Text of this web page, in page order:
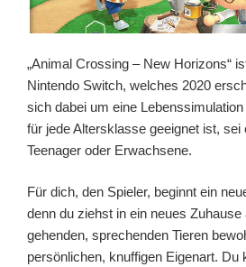
„Animal Crossing – New Horizons“
Nintendo Switch, welches 2020
sich dabei um eine
für jede Altersklasse geeignet ist, sei
Teenager oder Erwachsene.
Für dich, den Spieler, beginnt ein
denn du ziehst in ein neues
gehenden, sprechenden Tieren
persönlichen, knuffigen Eigenart. Du